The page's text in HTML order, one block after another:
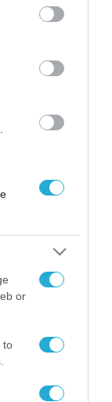
may click to
party tags to
below Google
or
to